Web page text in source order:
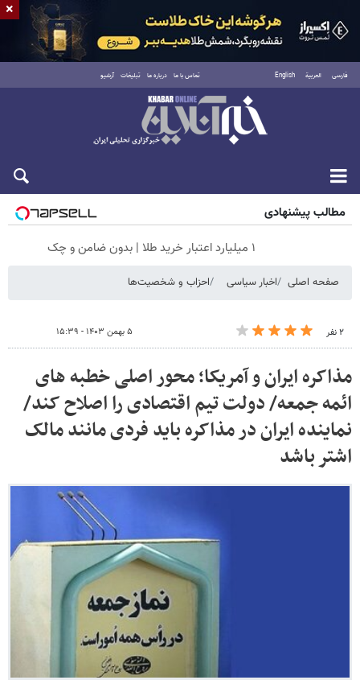
فارسی العربية English تماس با ما درباره ما تبلیغات آرشیو
پنجشنبه ۱۵ مرداد ۱۴۰۵
مطالب پیشنهادی
۱ میلیارد اعتبار خرید طلا | بدون ضامن و چک
صفحه اصلی اخبار سیاسی احزاب و شخصیت‌ها
۲ نفر ۵ بهمن ۱۴۰۳ - ۱۵:۳۹
مذاکره ایران و آمریکا؛ محور اصلی خطبه های
ائمه جمعه/ دولت تیم اقتصادی را اصلاح کند/
نماینده ایران در مذاکره باید فردی مانند مالک
اشتر باشد
×